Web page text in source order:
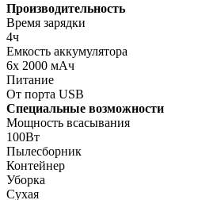
Производительность
Время зарядки
4ч
Емкость аккумулятора
6х 2000 мАч
Питание
От порта USB
Специальные возможности
Мощность всасывания
100Вт
Пылесборник
Контейнер
Уборка
Сухая